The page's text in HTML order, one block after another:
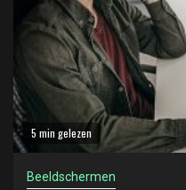
5 min gelezen
Beeldschermen